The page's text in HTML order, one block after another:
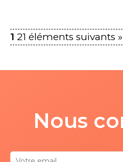
1 éléments suivants »
1 2
Nous